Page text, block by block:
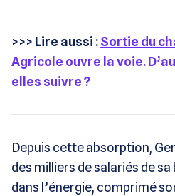
>>> Lire aussi :Sortie du
Agricole ouvre la voie.
elles suivre ?
Depuis cette absorption,
des milliers de salariés de
dans l’énergie, comprimé